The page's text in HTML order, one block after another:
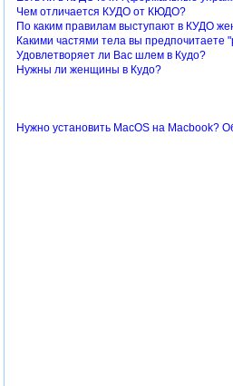
Чем отличается КУДО от КЮДО?
По каким правилам выступают в КУДО
Какими частями тела вы предпочитаете
Удовлетворяет ли Вас шлем в Кудо?
Нужны ли женщины в Кудо?
Нужно установить MacOS на Macbook?